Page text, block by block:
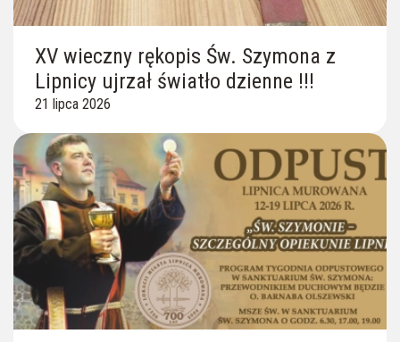
XV wieczny rękopis Św. Szymona z
Lipnicy ujrzał światło dzienne !!!
21 lipca 2026